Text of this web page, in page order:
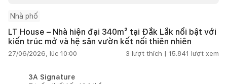
Nhà phố
LT House – Nhà hiện đại 340m² tại Đắk Lắk nổi bật với
kiến trúc mở và hệ sân vườn kết nối thiên nhiên
27/06/2026, lúc 10:00 3 lượt thích | 15.841 lượt xem
3A Signature